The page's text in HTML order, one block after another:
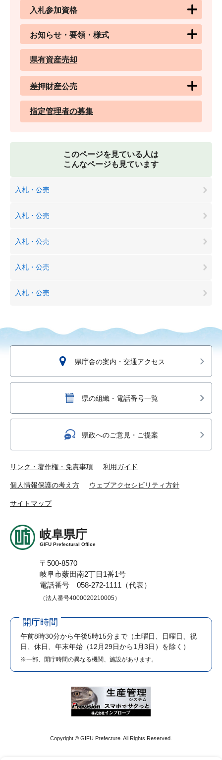
入札参加資格
お知らせ・要領・様式
県有資産売却
差押財産公売
指定管理者の募集
このページを見ている人は
こんなページも見ています
入札・公売
入札・公売
入札・公売
入札・公売
入札・公売
県庁舎の案内・交通アクセス
県の組織・電話番号一覧
県政へのご意見・ご提案
リンク・著作権・免責事項 利用ガイド
個人情報保護の考え方 ウェブアクセシビリティ方針
サイトマップ
岐阜県庁
GIFU Prefectural Office
〒500-8570
岐阜市薮田南2丁目1番1号
電話番号 058-272-1111（代表）
（法人番号4000020210005）
開庁時間
午前8時30分から午後5時15分まで （土曜日、日曜日、祝
日、休日、年末年始（12月29日から1月3日）を除く）
※一部、開庁時間の異なる機関、施設があります。
Copyright © GIFU Prefecture. All Rights Reserved.